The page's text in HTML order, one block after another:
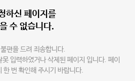
하신 페이지를
수 없습니다.
편을 드려 죄송합니다.
입력하였거나 삭제된 페이지 입니다. 페이
한 번 확인해 주시기 바랍니다.